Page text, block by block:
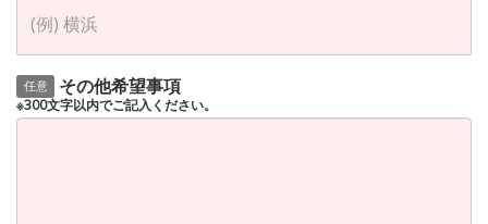
任意 その他希望事項
※300文字以内でご記入ください。